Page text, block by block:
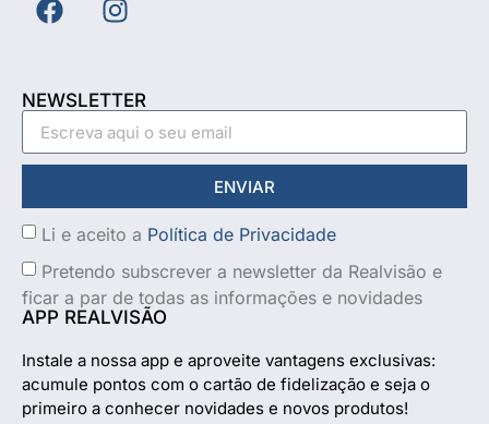
NEWSLETTER
Li e aceito a Política de Privacidade
Pretendo subscrever a newsletter da Realvisão e
ficar a par de todas as informações e novidades
ENVIAR
APP REALVISÃO
Instale a nossa app e aproveite vantagens exclusivas:
acumule pontos com o cartão de fidelização e seja o
primeiro a conhecer novidades e novos produtos!